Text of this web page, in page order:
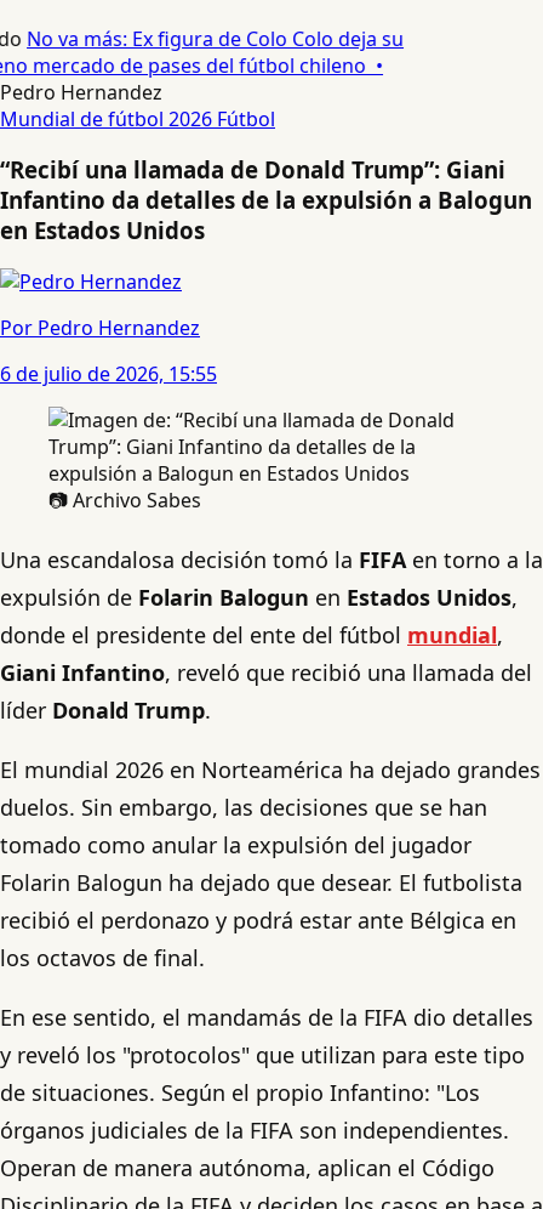
No va más: Ex figura de Colo Colo deja su
mercado de pases del fútbol chileno •
Pedro Hernandez
Mundial de fútbol 2026 Fútbol
“Recibí una llamada de Donald Trump”: Giani
Infantino da detalles de la expulsión a Balogun
en Estados Unidos
Por Pedro Hernandez
6 de julio de 2026, 15:55
📷 Archivo Sabes
Una escandalosa decisión tomó la FIFA en torno a la
expulsión de Folarin Balogun en Estados Unidos,
donde el presidente del ente del fútbol mundial,
Giani Infantino, reveló que recibió una llamada del
líder Donald Trump.
El mundial 2026 en Norteamérica ha dejado grandes
duelos. Sin embargo, las decisiones que se han
tomado como anular la expulsión del jugador
Folarin Balogun ha dejado que desear. El futbolista
recibió el perdonazo y podrá estar ante Bélgica en
los octavos de final.
En ese sentido, el mandamás de la FIFA dio detalles
y reveló los "protocolos" que utilizan para este tipo
de situaciones. Según el propio Infantino: "Los
órganos judiciales de la FIFA son independientes.
Operan de manera autónoma, aplican el Código